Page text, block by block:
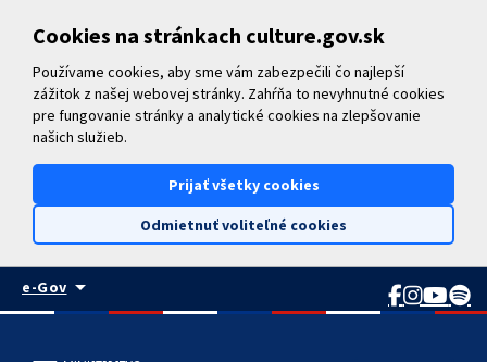
Cookies na stránkach culture.gov.sk
Používame cookies, aby sme vám zabezpečili čo najlepší
zážitok z našej webovej stránky. Zahŕňa to nevyhnutné cookies
pre fungovanie stránky a analytické cookies na zlepšovanie
našich služieb.
Prijať všetky cookies
Odmietnuť voliteľné cookies
e-Govarrow_drop_down